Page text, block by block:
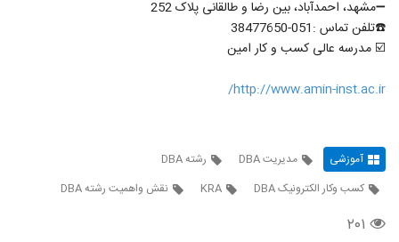
➖مشهد، احمدآباد، بین رضا و طالقانی پلاک 252
☎️تلفن تماس :051-38477650
☑️ مدرسه عالی کسب و کار امین
http://www.amin-inst.ac.ir/
آموزشی مدیریت DBA
رشته DBA
کسب وکار الکترونیک DBA
KRA نقش واهمیت رشته DBA
۲۰۱